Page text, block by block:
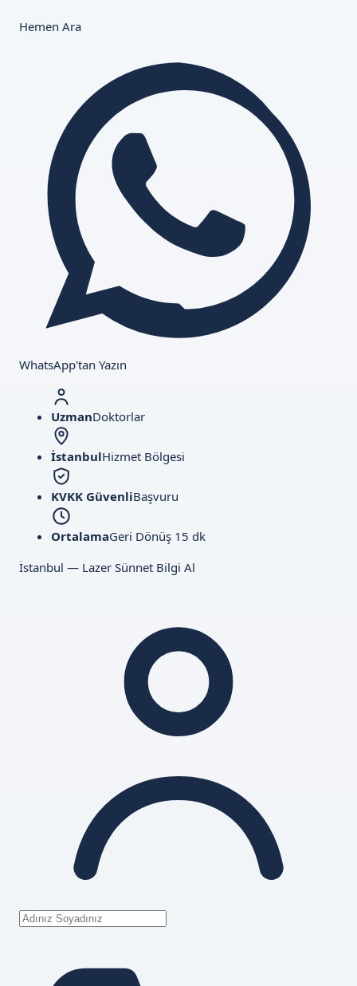
Hemen Ara
WhatsApp'tan Yazın
UzmanDoktorlar
İstanbulHizmet Bölgesi
KVKK GüvenliBaşvuru
OrtalamaGeri Dönüş 15 dk
İstanbul — Lazer Sünnet Bilgi Al